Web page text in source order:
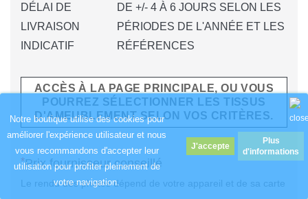
Notre boutique utilise des cookies pour
améliorer l'expérience utilisateur et nous
vous recommandons d'accepter leur
utilisation pour profiter pleinement de
votre navigation.
Plus
d'informations
DÉLAI DE
LIVRAISON
INDICATIF
DE +/- 4 À 6 JOURS SELON LES
PÉRIODES DE L'ANNÉE ET LES
RÉFÉRENCES
ACCÈS À LA PAGE PRINCIPALE, OU VOUS
POURREZ SÉLECTIONNER LES TISSUS
D'AMEUBLEMENT SELON VOS CRITÈRES.
*Prix fournisseur conseillé
Le rendu des photos dépend de votre appareil et de sa carte